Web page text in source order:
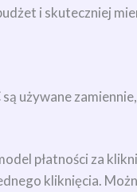
i skuteczniej
są używane
płatności za
kliknięcia.